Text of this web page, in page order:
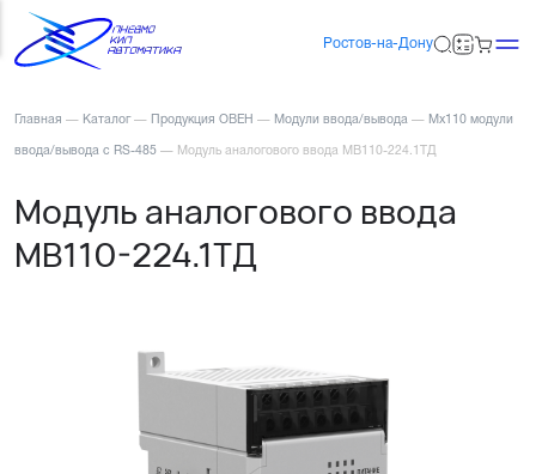
Ростов-на-Дону
Главная — Каталог — Продукция ОВЕН — Модули ввода/вывода — Мх110 модули
ввода/вывода с RS-485 — Модуль аналогового ввода МВ110-224.1ТД
Модуль аналогового ввода
МВ110-224.1ТД